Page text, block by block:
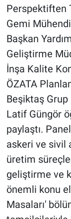
Perspektiften
Gemi
Başkan
Geliştirme
İnşa Kalite
ÖZATA
Beşiktaş
Latif Güngör
paylaştı.
askeri ve sivil
üretim
geliştirme ve
önemli konu
Masaları'